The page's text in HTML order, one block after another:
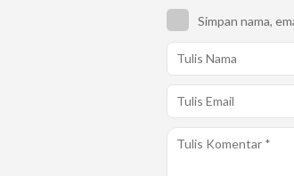
Simpan nama,